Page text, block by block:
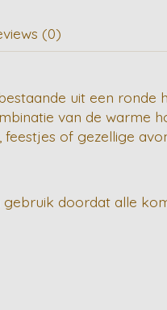
(0)
uit een ronde
van de
of gezellige
gebruik doordat alle